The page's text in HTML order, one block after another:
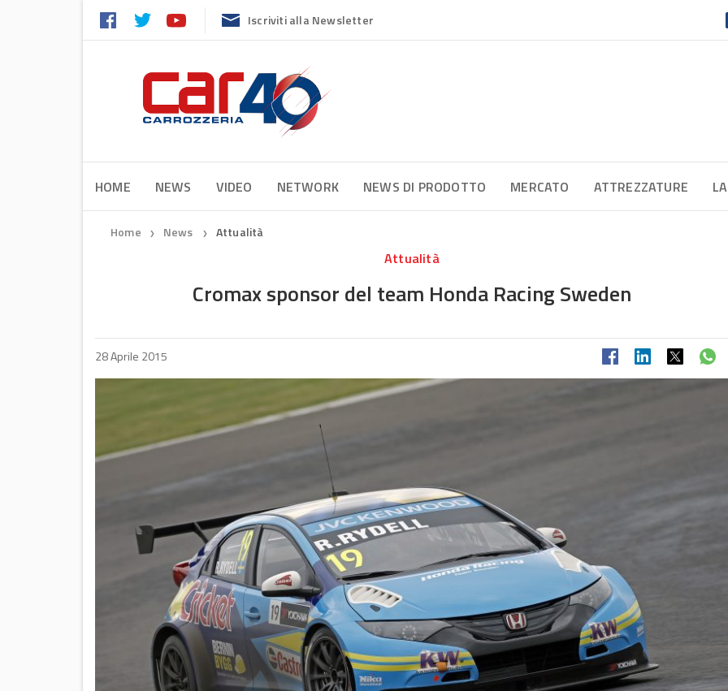
Iscriviti alla Newsletter
HOME NEWS VIDEO NETWORK NEWS DI PRODOTTO MERCATO ATTREZZATURE
Home ❯ News ❯ Attualità
Attualità
Cromax sponsor del team Honda Racing Sweden
28 Aprile 2015